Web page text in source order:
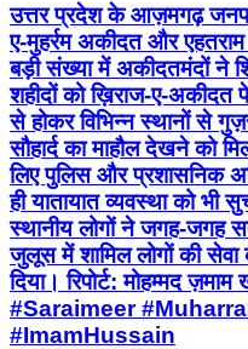
उत्तर प्रदेश के आज़मगढ़
ए-मुहर्रम अकीदत और
बड़ी संख्या में अकीदतमंदों ने
शहीदों को ख़िराज-ए-अकीदत
से होकर विभिन्न स्थानों से
सौहार्द का माहौल देखने को
लिए पुलिस और प्रशासनिक
ही यातायात व्यवस्था को भी
स्थानीय लोगों ने जगह-जगह
जुलूस में शामिल लोगों की सेवा
दिया। रिपोर्ट: मोहम्मद
#Saraimeer
#ImamHussain